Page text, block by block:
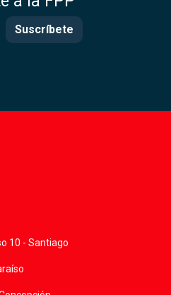
Suscríbete
10 - Santiago